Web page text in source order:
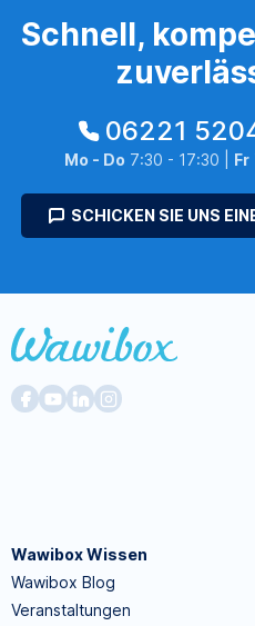
Schnell,
06221
Mo - Do 7:30 - 17:30 | Fr
SCHICKEN SIE UNS
Wawibox Wissen
Wawibox Blog
Veranstaltungen